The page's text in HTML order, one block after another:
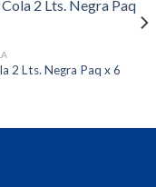
2 Lts. Negra Paq x 6